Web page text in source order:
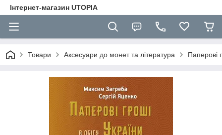
Інтернет-магазин UTOPIA
Товари Аксесуари до монет та література Паперові